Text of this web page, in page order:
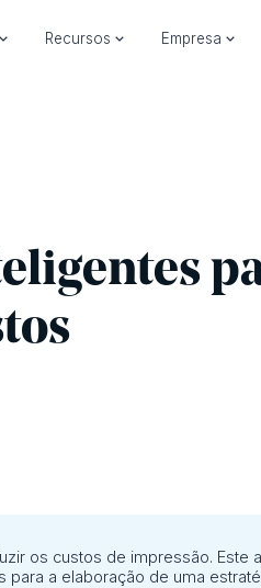
Recursos Empresa
os custos de impressão.
para a elaboração de uma